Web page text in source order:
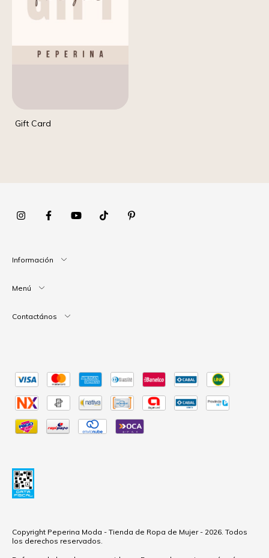
Gift Card
Información
Menú
Contactános
Copyright Peperina Moda - Tienda de Ropa de Mujer - 2026. Todos
los derechos reservados.